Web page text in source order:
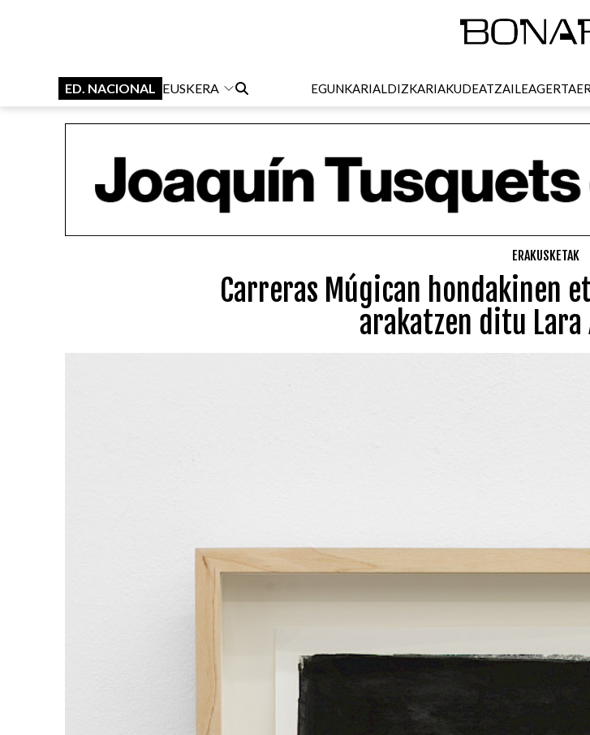
ED. NACIONAL EUSKERA EGUNKARIALDIZKARIAKUDEATZAILEA
ERAKUSKETAK
Carreras Múgican hondakinen
arakatzen ditu